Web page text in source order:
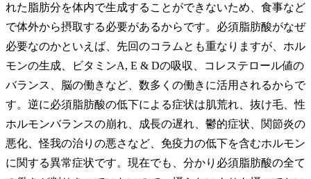
れた脂肪分を体内で生成することができないため、食事など
で体外から摂取する必要があるからです。必須脂肪酸がなぜ
必要なのかといえば、先回のコラムとも重なりますが、ホル
モンの生成、ビタミンA, E & Dの吸収、コレステロール値の
バランス、脳の働きなど、数多くの働きに活用されるからで
す。逆に必須脂肪酸の低下による症状は肌荒れ、抜け毛、性
ホルモンバランスの崩れ、成長の遅れ、鬱的症状、関節炎の
悪化、怪我の治りの悪さなど、免疫力の低下を含むホルモン
に関する異常症状です。現在でも、分かり必須脂肪酸の全て